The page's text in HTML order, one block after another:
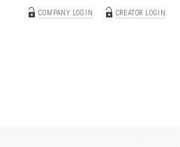
COMPANY LOGIN CREATOR LOGIN